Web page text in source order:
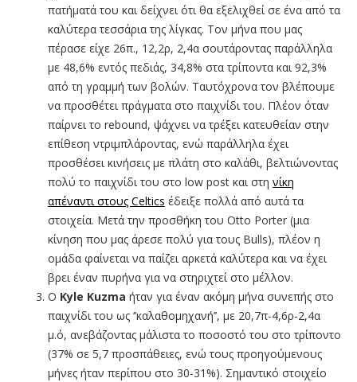
πατήματά του και δείχνει ότι θα εξελιχθεί σε ένα από τα
καλύτερα τεσσάρια της λίγκας. Τον μήνα που μας
πέρασε είχε 26π., 12,2ρ, 2,4α σουτάροντας παράλληλα
με 48,6% εντός πεδιάς, 34,8% στα τρίποντα και 92,3%
από τη γραμμή των βολών. Ταυτόχρονα τον βλέπουμε
να προσθέτει πράγματα στο παιχνίδι του. Πλέον όταν
παίρνει το rebound, ψάχνει να τρέξει κατευθείαν στην
επίθεση ντριμπλάροντας, ενώ παράλληλα έχει
προσθέσει κινήσεις με πλάτη στο καλάθι, βελτιώνοντας
πολύ το παιχνίδι του στο low post και στη νίκη
απέναντι στους Celtics έδειξε πολλά από αυτά τα
στοιχεία. Μετά την προσθήκη του Otto Porter (μια
κίνηση που μας άρεσε πολύ για τους Bulls), πλέον η
ομάδα φαίνεται να παίζει αρκετά καλύτερα και να έχει
βρει έναν πυρήνα για να στηριχτεί στο μέλλον.
Ο Kyle Kuzma ήταν για έναν ακόμη μήνα συνεπής στο
παιχνίδι του ως ‘’καλαθομηχανή’’, με 20,7π-4,6ρ-2,4α
μ.ό, ανεβάζοντας μάλιστα το ποσοστό του στο τρίποντο
(37% σε 5,7 προσπάθειες, ενώ τους προηγούμενους
μήνες ήταν περίπου στο 30-31%). Σημαντικό στοιχείο